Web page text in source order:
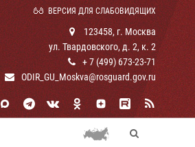
ВЕРСИЯ ДЛЯ СЛАБОВИДЯЩИХ
123458, г. Москва
ул. Твардовского, д. 2, к. 2
+ 7 (499) 673-23-71
ODIR_GU_Moskva@rosguard.gov.ru